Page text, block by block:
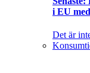
i EU
Det är